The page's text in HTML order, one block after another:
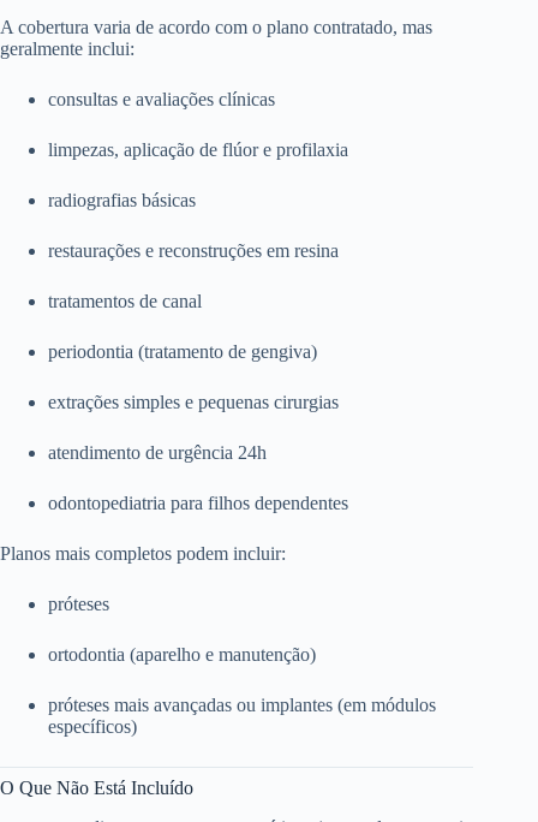
A cobertura varia de acordo com o plano contratado, mas
geralmente inclui:
consultas e avaliações clínicas
limpezas, aplicação de flúor e profilaxia
radiografias básicas
restaurações e reconstruções em resina
tratamentos de canal
periodontia (tratamento de gengiva)
extrações simples e pequenas cirurgias
atendimento de urgência 24h
odontopediatria para filhos dependentes
Planos mais completos podem incluir:
próteses
ortodontia (aparelho e manutenção)
próteses mais avançadas ou implantes (em módulos
específicos)
O Que Não Está Incluído